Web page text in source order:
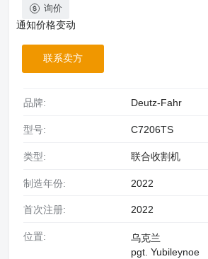
询价
通知价格变动
联系卖方
品牌: Deutz-Fahr
型号: C7206TS
类型: 联合收割机
制造年份: 2022
首次注册: 2022
位置:
乌克兰
pgt. Yubileynoe